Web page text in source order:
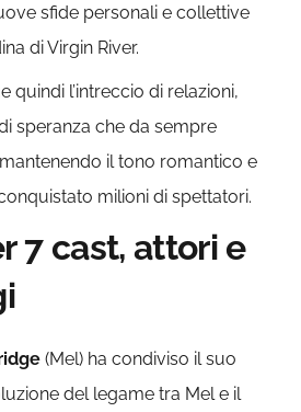
sfide personali e collettive
di Virgin River.
quindi l’intreccio di relazioni,
speranza che da sempre
il tono romantico e
milioni di spettatori.
7 cast, attori e
(Mel) ha condiviso il suo
del legame tra Mel e il